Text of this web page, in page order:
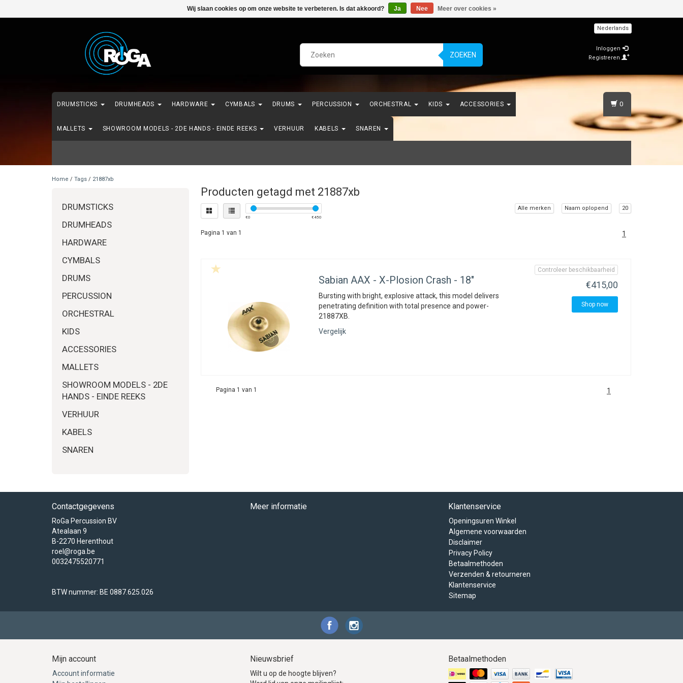
ZOEKEN
Nederlands
Inloggen
Registreren
DRUMSTICKS DRUMHEADS HARDWARE CYMBALS DRUMS PERCUSSION ORCHESTRAL KIDS ACCESSORIES
MALLETS SHOWROOM MODELS - 2DE HANDS - EINDE REEKS VERHUUR KABELS SNAREN
0
Home / Tags / 21887xb
DRUMSTICKS
DRUMHEADS
HARDWARE
CYMBALS
DRUMS
PERCUSSION
ORCHESTRAL
KIDS
ACCESSORIES
MALLETS
SHOWROOM MODELS - 2DE
HANDS - EINDE REEKS
VERHUUR
KABELS
SNAREN
Producten getagd met 21887xb
€0 €450
Alle merken Naam oplopend 20
Pagina 1 van 1 1
Sabian AAX - X-Plosion Crash - 18"
Bursting with bright, explosive attack, this model delivers
penetrating definition with total presence and power-
21887XB.
Vergelijk
Controleer beschikbaarheid
€415,00
Shop now
Pagina 1 van 1 1
Contactgegevens
RoGa Percussion BV
Atealaan 9
B-2270 Herenthout
roel@roga.be
0032475520771
BTW nummer: BE 0887.625.026
Meer informatie Klantenservice
Openingsuren Winkel
Algemene voorwaarden
Disclaimer
Privacy Policy
Betaalmethoden
Verzenden & retourneren
Klantenservice
Sitemap
Mijn account
Account informatie
Nieuwsbrief
Wilt u op de hoogte blijven?
Betaalmethoden
Wij slaan cookies op om onze website te verbeteren. Is dat akkoord? Ja Nee Meer over cookies »